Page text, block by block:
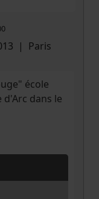
| Paris
école
d'Arc dans le